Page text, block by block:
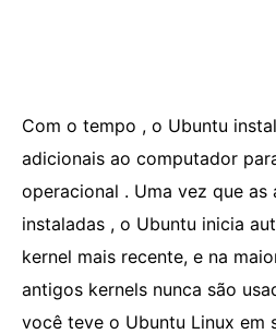
Com o tempo , o Ubuntu
adicionais ao computador
operacional . Uma vez que as
instaladas , o Ubuntu inicia
kernel mais recente, e na
antigos kernels nunca são
você teve o Ubuntu Linux em